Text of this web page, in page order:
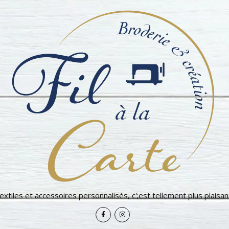
et accessoires personnalisés, c';est tellement plus